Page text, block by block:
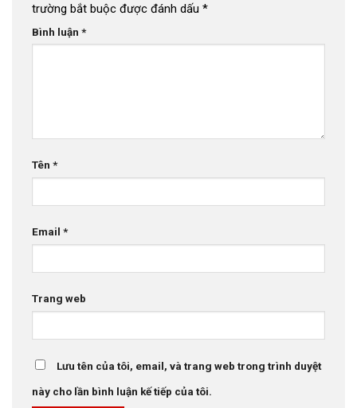
trường bắt buộc được đánh dấu *
Bình luận *
Tên *
Email *
Trang web
Lưu tên của tôi, email, và trang web trong trình duyệt
này cho lần bình luận kế tiếp của tôi.